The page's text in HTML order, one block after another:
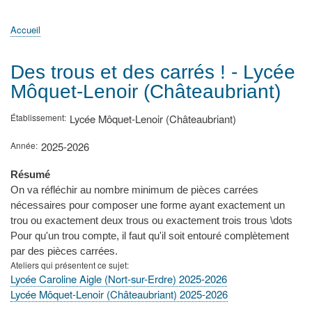
Accueil
ActualitésMATh.en.JEANS ?
Régions et Ateliers
Créer, gérer un atelier
Sujets/Publications
Congrès
d'Ariane
Accueil
Des trous et des carrés ! - Lycée
Môquet-Lenoir (Châteaubriant)
Établissement Lycée Môquet-Lenoir (Châteaubriant)
Année 2025-2026
Résumé
On va réfléchir au nombre minimum de pièces carrées
nécessaires pour composer une forme ayant exactement un
trou ou exactement deux trous ou exactement trois trous \dots
Pour qu'un trou compte, il faut qu'il soit entouré complètement
par des pièces carrées.
Ateliers qui présentent ce sujet
Lycée Caroline Aigle (Nort-sur-Erdre) 2025-2026
Lycée Môquet-Lenoir (Châteaubriant) 2025-2026